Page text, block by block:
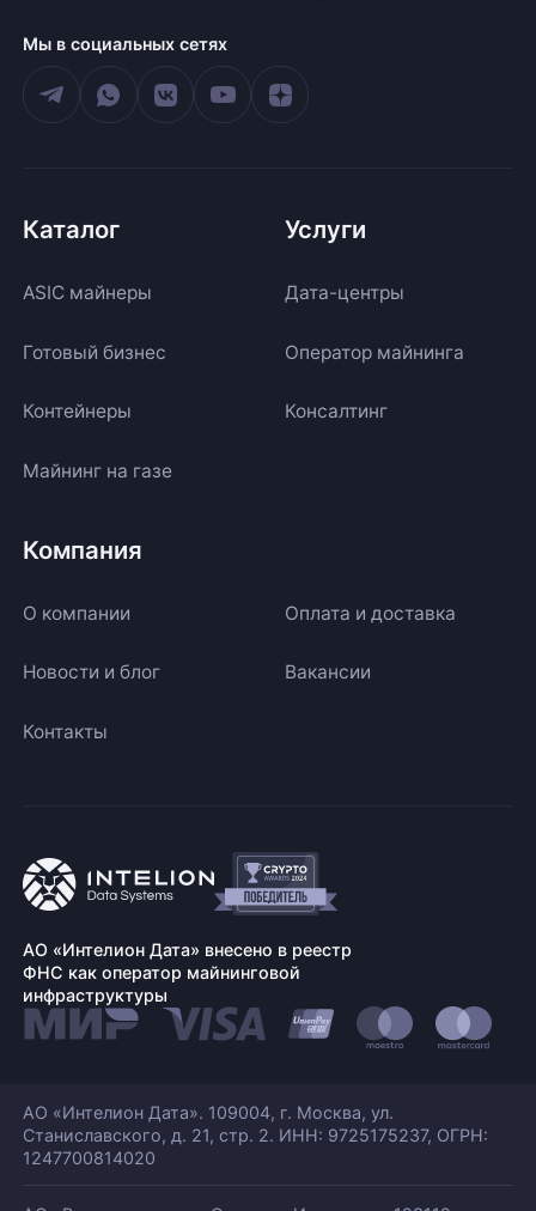
Мы в социальных сетях
Каталог
ASIC майнеры
Готовый бизнес
Контейнеры
Майнинг на газе
Услуги
Дата-центры
Оператор майнинга
Консалтинг
Компания
О компании Оплата и доставка
Новости и блог Вакансии
Контакты
АО «Интелион Дата» внесено в реестр
ФНС как оператор майнинговой
инфраструктуры
АО «Интелион Дата». 109004, г. Москва, ул.
Станиславского, д. 21, стр. 2. ИНН: 9725175237, ОГРН:
1247700814020